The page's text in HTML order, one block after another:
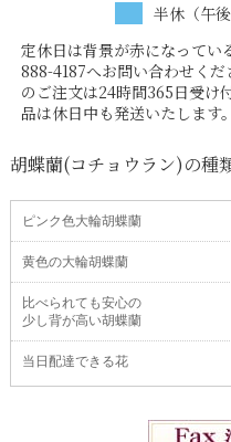
半休（午後
定休日は背景が赤になってい
888-4187へお問い合わせく
のご注文は24時間365日受け
品は休日中も発送いたします。
胡蝶蘭(コチョウラン)の種
ピンク色大輪胡蝶蘭
黄色の大輪胡蝶蘭
比べられても安心の
少し背が高い胡蝶蘭
当日配達できる花